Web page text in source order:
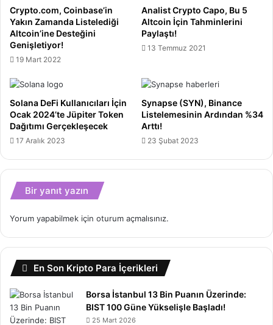
Hatırlattı!
Crypto.com, Coinbase’in
Yakın Zamanda Listelediği
Altcoin’ine Desteğini
Genişletiyor!
19 Mart 2022
Analist Crypto Capo, Bu 5
Altcoin İçin Tahminlerini
Paylaştı!
13 Temmuz 2021
Solana DeFi Kullanıcıları İçin
Ocak 2024’te Jüpiter Token
Dağıtımı Gerçekleşecek
17 Aralık 2023
Synapse (SYN), Binance
Listelemesinin Ardından %34
Arttı!
23 Şubat 2023
Bir yanıt yazın
Yorum yapabilmek için oturum açmalısınız.
En Son Kripto Para İçerikleri
Borsa İstanbul 13 Bin Puanın Üzerinde:
BIST 100 Güne Yükselişle Başladı!
25 Mart 2026